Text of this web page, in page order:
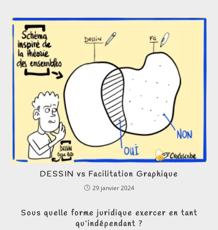
DESSIN vs Facilitation Graphique
29 janvier 2024
Sous quelle forme juridique exercer en tant
qu’indépendant ?